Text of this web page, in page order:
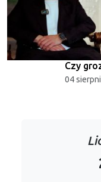
Czy
04